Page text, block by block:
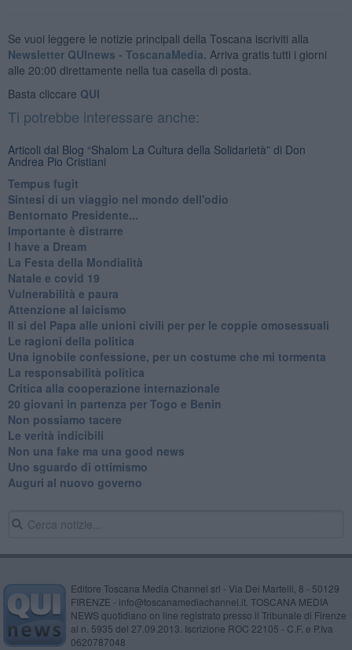
Se vuoi leggere le notizie principali della Toscana iscriviti alla
Newsletter QUInews - ToscanaMedia. Arriva gratis tutti i giorni
alle 20:00 direttamente nella tua casella di posta.
Basta cliccare QUI
Ti potrebbe interessare anche:
Articoli dal Blog “Shalom La Cultura della Solidarietà” di Don
Andrea Pio Cristiani
​Tempus fugit
​Sintesi di un viaggio nel mondo dell'odio
Bentornato Presidente...
Importante è distrarre
​I have a Dream
La Festa della Mondialità
Natale e covid 19
Vulnerabilità e paura
Attenzione al laicismo
Il si del Papa alle unioni civili per per le coppie omosessuali
Le ragioni della politica
​Una ignobile confessione, per un costume che mi tormenta
La responsabilità politica
Critica alla cooperazione internazionale
20 giovani in partenza per Togo e Benin
​Non possiamo tacere
​Le verità indicibili
Non una fake ma una good news
Uno sguardo di ottimismo
Auguri al nuovo governo
Editore Toscana Media Channel srl - Via Dei Martelli, 8 - 50129
FIRENZE - info@toscanamediachannel.it. TOSCANA MEDIA
NEWS quotidiano on line registrato presso il Tribunale di Firenze
al n. 5935 del 27.09.2013. Iscrizione ROC 22105 - C.F. e P.Iva
0620787048